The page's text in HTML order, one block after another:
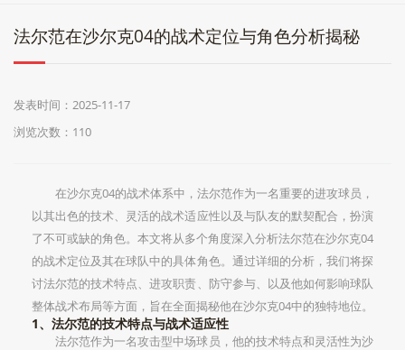
法尔范在沙尔克04的战术定位与角色分析揭秘
发表时间：2025-11-17
浏览次数：110
在沙尔克04的战术体系中，法尔范作为一名重要的进攻球员，
以其出色的技术、灵活的战术适应性以及与队友的默契配合，扮演
了不可或缺的角色。本文将从多个角度深入分析法尔范在沙尔克04
的战术定位及其在球队中的具体角色。通过详细的分析，我们将探
讨法尔范的技术特点、进攻职责、防守参与、以及他如何影响球队
整体战术布局等方面，旨在全面揭秘他在沙尔克04中的独特地位。
1、法尔范的技术特点与战术适应性
法尔范作为一名攻击型中场球员，他的技术特点和灵活性为沙